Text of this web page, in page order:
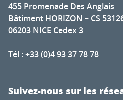
455 Promenade Des Anglais
Bâtiment HORIZON – CS
06203 NICE Cedex 3
Tél : +33 (0)4 93 37 78 78
Suivez-nous sur les